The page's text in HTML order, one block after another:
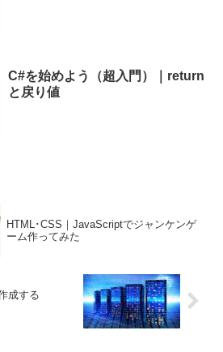
C#を始めよう（超入門）｜return
と戻り値
HTML･CSS｜JavaScriptでジャンケンゲ
ーム作ってみた
成する